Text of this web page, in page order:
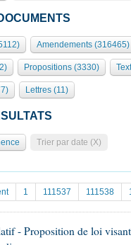
Amendements (316465)
Propositions (3330)
Lettres (11)
Trier par date (X)
1 111537 111538
- Proposition de loi